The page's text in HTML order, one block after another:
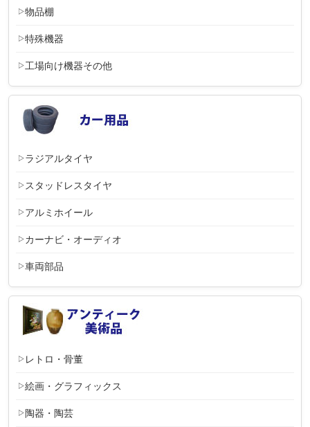
物品棚
特殊機器
工場向け機器その他
ラジアルタイヤ
スタッドレスタイヤ
アルミホイール
カーナビ・オーディオ
車両部品
レトロ・骨董
絵画・グラフィックス
陶器・陶芸